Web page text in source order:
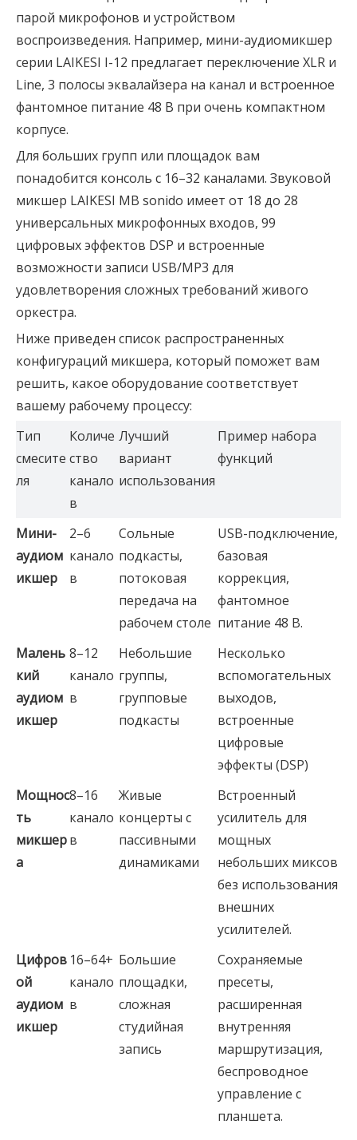
парой микрофонов и устройством
воспроизведения. Например, мини-аудиомикшер
серии LAIKESI I-12 предлагает переключение XLR и
Line, 3 полосы эквалайзера на канал и встроенное
фантомное питание 48 В при очень компактном
корпусе.
Для больших групп или площадок вам
понадобится консоль с 16–32 каналами. Звуковой
микшер LAIKESI MB sonido имеет от 18 до 28
универсальных микрофонных входов, 99
цифровых эффектов DSP и встроенные
возможности записи USB/MP3 для
удовлетворения сложных требований живого
оркестра.
Ниже приведен список распространенных
конфигураций микшера, который поможет вам
решить, какое оборудование соответствует
вашему рабочему процессу:
Тип
смесите
ля
Количе
ство
канало
в
Лучший
вариант
использования
Пример набора
функций
Мини-
аудиом
икшер
2–6
канало
в
Сольные
подкасты,
потоковая
передача на
рабочем столе
USB-подключение,
базовая
коррекция,
фантомное
питание 48 В.
Малень
кий
аудиом
икшер
8–12
канало
в
Небольшие
группы,
групповые
подкасты
Несколько
вспомогательных
выходов,
встроенные
цифровые
эффекты (DSP)
Мощнос
ть
микшер
а
8–16
канало
в
Живые
концерты с
пассивными
динамиками
Встроенный
усилитель для
мощных
небольших миксов
без использования
внешних
усилителей.
Цифров
ой
аудиом
икшер
16–64+
канало
в
Большие
площадки,
сложная
студийная
запись
Сохраняемые
пресеты,
расширенная
внутренняя
маршрутизация,
беспроводное
управление с
планшета.